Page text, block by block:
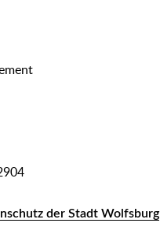
der Stadt Wolfsburg